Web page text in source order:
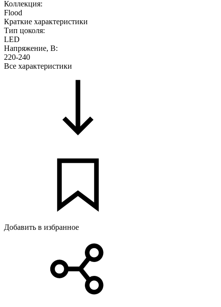
Коллекция:
Flood
Краткие характеристики
Тип цоколя:
LED
Напряжение, В:
220-240
Все характеристики
Добавить в избранное